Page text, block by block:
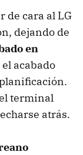
de cara al LG
dejando de
en
acabado
terminal
atrás.